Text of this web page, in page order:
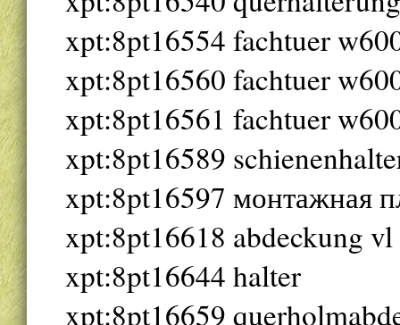
xpt:8pt16554 fachtuer
xpt:8pt16560 fachtuer
xpt:8pt16561 fachtuer
xpt:8pt16589
xpt:8pt16597 монтажная
xpt:8pt16618 abdeckung
xpt:8pt16644 halter
xpt:8pt16659